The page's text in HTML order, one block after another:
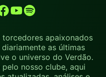
torcedores apaixonados
as últimas
o universo do Verdão.
nosso clube, aqui